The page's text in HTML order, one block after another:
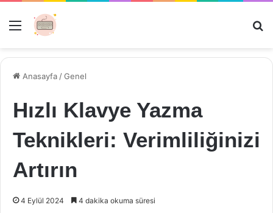
Menü
Anasayfa /Genel
Hızlı Klavye Yazma
Teknikleri: Verimliliğinizi
Artırın
4 Eylül 2024 4 dakika okuma süresi